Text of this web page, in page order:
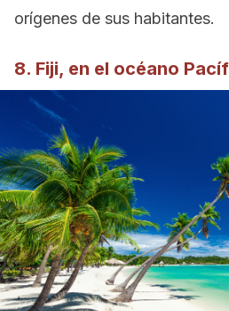
orígenes de sus habitantes.
8. Fiji, en el océano